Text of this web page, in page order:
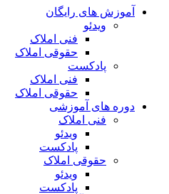
آموزش های رایگان
ویدئو
فنی املاک
حقوقی املاک
پادکست
فنی املاک
حقوقی املاک
دوره های آموزشی
فنی املاک
ویدئو
پادکست
حقوقی املاک
ویدئو
پادکست